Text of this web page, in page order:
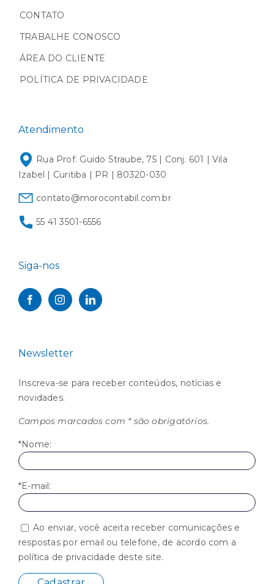
CONTATO
TRABALHE CONOSCO
ÁREA DO CLIENTE
POLÍTICA DE PRIVACIDADE
Atendimento
Rua Prof. Guido Straube, 75 | Conj. 601 | Vila
Izabel | Curitiba | PR | 80320-030
contato@morocontabil.com.br
55 41 3501-6556
Siga-nos
Newsletter
Inscreva-se para receber conteúdos, notícias e
novidades.
Campos marcados com * são obrigatórios.
*Nome:
*E-mail:
Ao enviar, você aceita receber comunicações e
respostas por email ou telefone, de acordo com a
política de privacidade deste site.